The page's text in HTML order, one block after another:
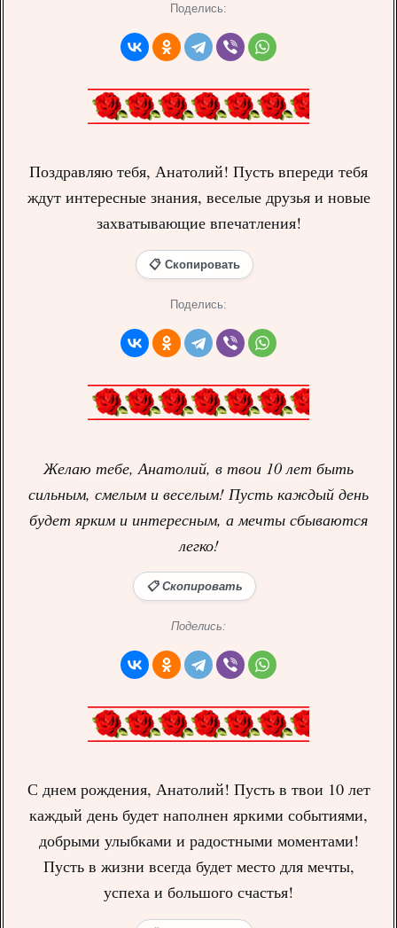
Поделись:
Поздравляю тебя, Анатолий! Пусть впереди тебя
ждут интересные знания, веселые друзья и новые
захватывающие впечатления!
📋 Скопировать
Поделись:
Желаю тебе, Анатолий, в твои 10 лет быть
сильным, смелым и веселым! Пусть каждый день
будет ярким и интересным, а мечты сбываются
легко!
📋 Скопировать
Поделись:
С днем рождения, Анатолий! Пусть в твои 10 лет
каждый день будет наполнен яркими событиями,
добрыми улыбками и радостными моментами!
Пусть в жизни всегда будет место для мечты,
успеха и большого счастья!